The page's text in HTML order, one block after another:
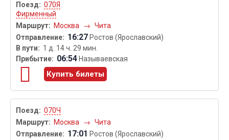
070Я
Фирменный
Москва
→ Чита
16:27 Ростов (Ярославский)
1 д. 14 ч. 29 мин.
06:54 Называевская
Купить билеты
070Ч
Москва
→ Чита
17:01 Ростов (Ярославский)